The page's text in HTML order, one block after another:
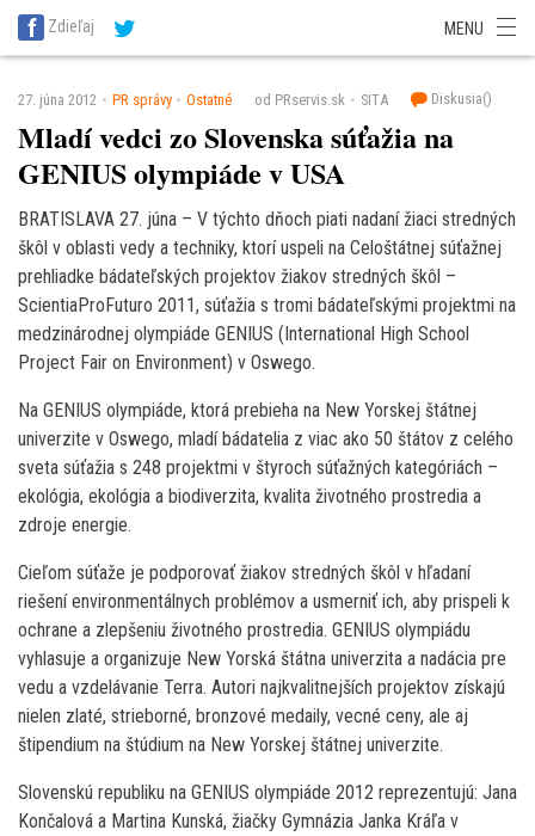
SITA Energetika
SITA Potravinárstvo
Zdieľaj MENU
27. júna 2012 PR správy Ostatné od PRservis.sk SITA Diskusia()
Mladí vedci zo Slovenska súťažia na
GENIUS olympiáde v USA
BRATISLAVA 27. júna – V týchto dňoch piati nadaní žiaci stredných
škôl v oblasti vedy a techniky, ktorí uspeli na Celoštátnej súťažnej
prehliadke bádateľských projektov žiakov stredných škôl –
ScientiaProFuturo 2011, súťažia s tromi bádateľskými projektmi na
medzinárodnej olympiáde GENIUS (International High School
Project Fair on Environment) v Oswego.
Na GENIUS olympiáde, ktorá prebieha na New Yorskej štátnej
univerzite v Oswego, mladí bádatelia z viac ako 50 štátov z celého
sveta súťažia s 248 projektmi v štyroch súťažných kategóriách –
ekológia, ekológia a biodiverzita, kvalita životného prostredia a
zdroje energie.
Cieľom súťaže je podporovať žiakov stredných škôl v hľadaní
riešení environmentálnych problémov a usmerniť ich, aby prispeli k
ochrane a zlepšeniu životného prostredia. GENIUS olympiádu
vyhlasuje a organizuje New Yorská štátna univerzita a nadácia pre
vedu a vzdelávanie Terra. Autori najkvalitnejších projektov získajú
nielen zlaté, strieborné, bronzové medaily, vecné ceny, ale aj
štipendium na štúdium na New Yorskej štátnej univerzite.
Slovenskú republiku na GENIUS olympiáde 2012 reprezentujú: Jana
Končalová a Martina Kunská, žiačky Gymnázia Janka Kráľa v